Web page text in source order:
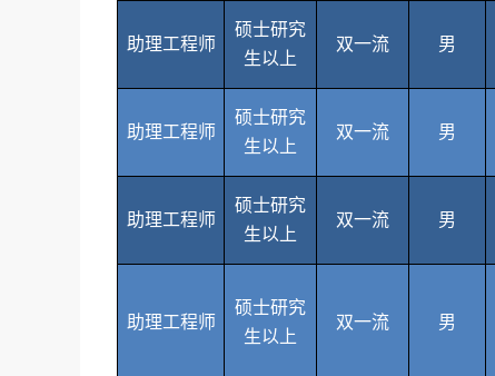
助理工程师
硕士研究
生以上
双一流 男
助理工程师
硕士研究
生以上
双一流 男
助理工程师
硕士研究
生以上
双一流 男
助理工程师
硕士研究
生以上
双一流 男